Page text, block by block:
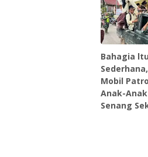
Bahagia ltu
Mobil
Anak-Anak
Senang